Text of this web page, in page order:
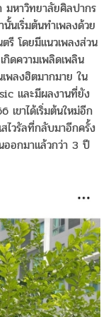
มหาวิทยาลัยศิลปากร
นเริ่มต้นทำเพลงด้วย
รี โดยมีแนวเพลงส่วน
ดความเพลิดเพลิน
พลงฮิตมากมาย ใน
และมีผลงานที่ยัง
เขาได้เริ่มต้นใหม่อีก
วรัลที่กลับมาอีกครั้ง
อกมาแล้วกว่า 3 ปี